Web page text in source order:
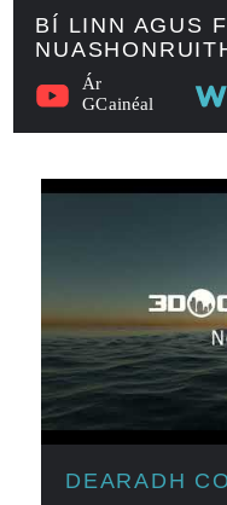
BÍ LINN AGUS
Ár
GCainéal
DEARADH